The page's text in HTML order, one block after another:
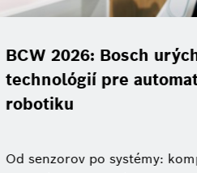
urýchľuje vývoj
a
komplexná